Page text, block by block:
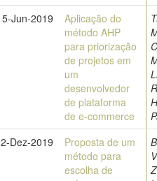
5-Jun-2019
Aplicação do
método AHP
para priorização
de projetos em
um
desenvolvedor
de plataforma
de e-commerce
2-Dez-2019
Proposta de um
método para
escolha de